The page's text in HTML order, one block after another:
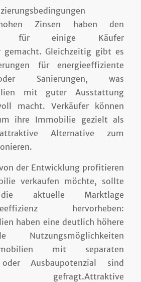
Zinsen haben den
für einige Käufer
gemacht. Gleichzeitig gibt es
für energieeffiziente
Sanierungen, was
mit guter Ausstattung
macht. Verkäufer können
ihre Immobilie gezielt als
Alternative zum
der Entwicklung profitieren
verkaufen möchte, sollte
aktuelle Marktlage
hervorheben:
haben eine deutlich höhere
Nutzungsmöglichkeiten
mit separaten
Ausbaupotenzial sind
gefragt.Attraktive